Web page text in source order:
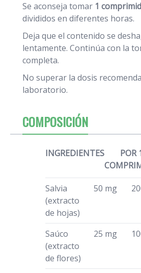
Se aconseja tomar 1
divididos en diferentes horas.
Deja que el contenido se
lentamente. Continúa con la
completa.
No superar la dosis
laboratorio.
COMPOSICIÓN
INGREDIENTES
POR
Salvia
(extracto
de hojas)
50 mg
Saúco
(extracto
de flores)
25 mg